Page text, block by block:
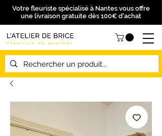
Votre fleuriste spécialisé à Nantes vous offre
une livraison gratuite dès 100€ d'achat